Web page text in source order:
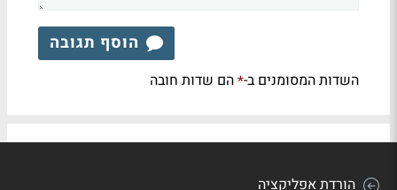
הוסף תגובה
השדות המסומנים ב-*הם שדות חובה
הורדת אפליקציה